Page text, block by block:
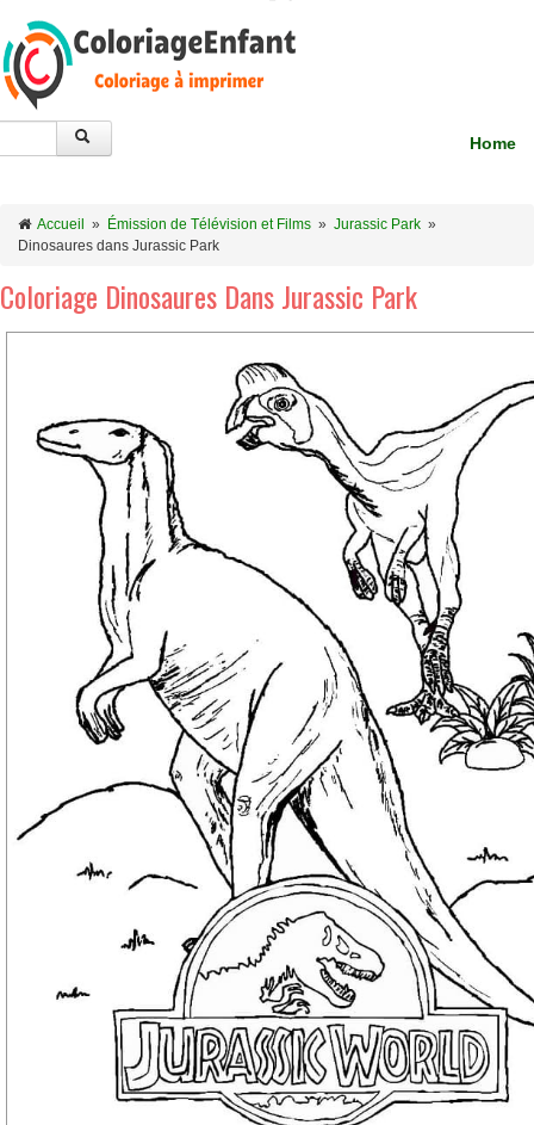
Home
Accueil » Émission de Télévision et Films » Jurassic Park »
Dinosaures dans Jurassic Park
Coloriage Dinosaures Dans Jurassic Park